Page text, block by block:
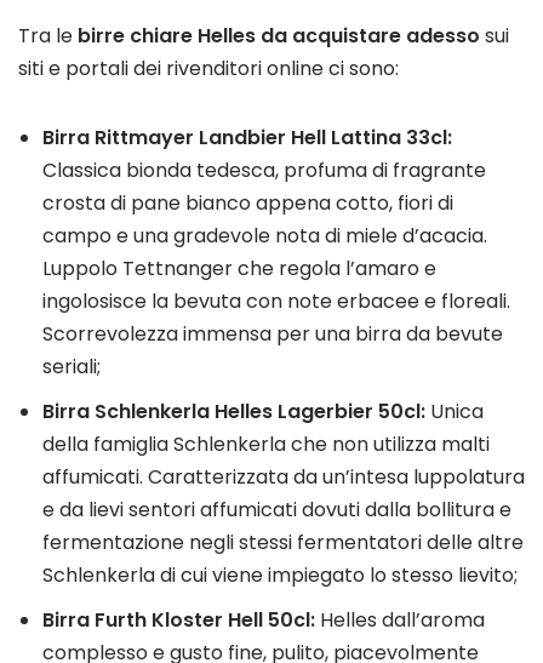
Tra le birre chiare Helles da acquistare adesso sui
siti e portali dei rivenditori online ci sono:
Birra Rittmayer Landbier Hell Lattina 33cl:
Classica bionda tedesca, profuma di fragrante
crosta di pane bianco appena cotto, fiori di
campo e una gradevole nota di miele d’acacia.
Luppolo Tettnanger che regola l’amaro e
ingolosisce la bevuta con note erbacee e floreali.
Scorrevolezza immensa per una birra da bevute
seriali;
Birra Schlenkerla Helles Lagerbier 50cl: Unica
della famiglia Schlenkerla che non utilizza malti
affumicati. Caratterizzata da un’intesa luppolatura
e da lievi sentori affumicati dovuti dalla bollitura e
fermentazione negli stessi fermentatori delle altre
Schlenkerla di cui viene impiegato lo stesso lievito;
Birra Furth Kloster Hell 50cl: Helles dall’aroma
complesso e gusto fine, pulito, piacevolmente